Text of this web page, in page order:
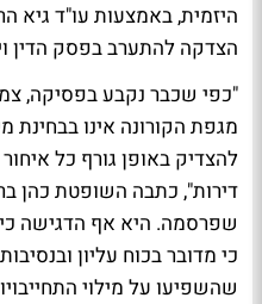
היזמית, באמצעות עו"ד גיא
הצדקה להתערב בפסק הדין
"כפי שכבר נקבע בפסיקה,
מגפת הקורונה אינו
להצדיק באופן גורף כל
דירות", כתבה השופטת כהן
שפרסמה. היא אף הדגישה כי
כי מדובר בכוח עליון
שהשפיעו על מילוי